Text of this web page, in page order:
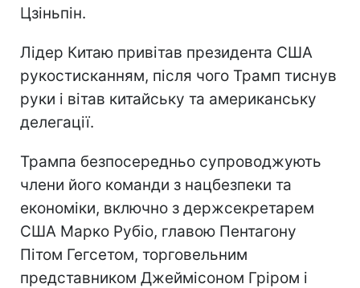
Цзіньпін.
Лідер Китаю привітав президента США
рукостисканням, після чого Трамп тиснув
руки і вітав китайську та американську
делегації.
Трампа безпосередньо супроводжують
члени його команди з нацбезпеки та
економіки, включно з держсекретарем
США Марко Рубіо, главою Пентагону
Пітом Гегсетом, торговельним
представником Джеймісоном Гріром і